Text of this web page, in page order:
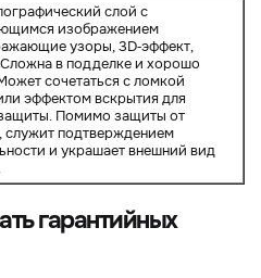
слой с
изображением
узоры, 3D-эффект,
Сложна в подделке и хорошо
сочетаться с ломкой
эффектом вскрытия для
Помимо защиты от
служит подтверждением
и украшает внешний вид
гарантийных